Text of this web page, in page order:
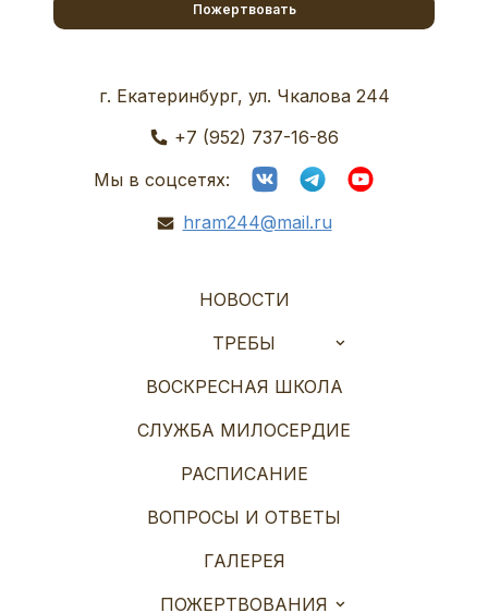
Пожертвовать
г. Екатеринбург, ул. Чкалова 244
+7 (952) 737-16-86
Мы в соцсетях:
hram244@mail.ru
НОВОСТИ
ТРЕБЫ
ВОСКРЕСНАЯ ШКОЛА
СЛУЖБА МИЛОСЕРДИЕ
РАСПИСАНИЕ
ВОПРОСЫ И ОТВЕТЫ
ГАЛЕРЕЯ
ПОЖЕРТВОВАНИЯ